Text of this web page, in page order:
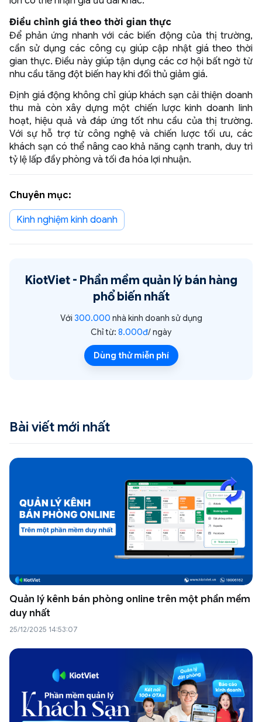
Điều chỉnh giá theo thời gian thực
Để phản ứng nhanh với các biến động của thị trường,
cần sử dụng các công cụ giúp cập nhật giá theo thời
gian thực. Điều này giúp tận dụng các cơ hội bất ngờ từ
nhu cầu tăng đột biến hay khi đối thủ giảm giá.
Định giá động không chỉ giúp khách sạn cải thiện doanh
thu mà còn xây dựng một chiến lược kinh doanh linh
hoạt, hiệu quả và đáp ứng tốt nhu cầu của thị trường.
Với sự hỗ trợ từ công nghệ và chiến lược tối ưu, các
khách sạn có thể nâng cao khả năng cạnh tranh, duy trì
tỷ lệ lấp đầy phòng và tối đa hóa lợi nhuận.
Chuyên mục:
Kinh nghiệm kinh doanh
KiotViet - Phần mềm quản lý bán hàng
phổ biến nhất
Với 300.000 nhà kinh doanh sử dụng
Chỉ từ: 8.000đ/ ngày
Dùng thử miễn phí
Bài viết mới nhất
Quản lý kênh bán phòng online trên một phần mềm
duy nhất
25/12/2025 14:53:07